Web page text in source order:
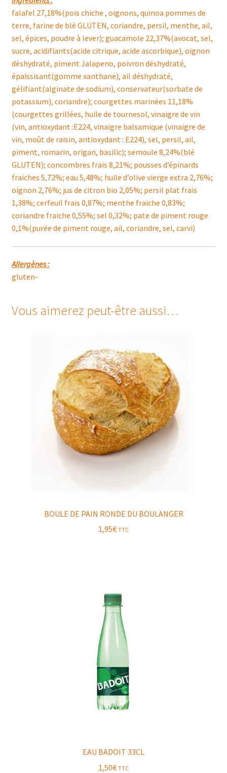
falafel 27,18%(pois chiche , oignons, quinoa pommes de
terre, farine de blé GLUTEN, coriandre, persil, menthe, ail,
sel, épices, poudre à lever); guacamole 22,37%(avocat, sel,
sucre, acidifiants(acide citrique, acide ascorbique), oignon
déshydraté, piment Jalapeno, poivron déshydraté,
épaissisant(gomme xanthane), ail déshydraté,
gélifiant(alginate de sodium), conservateur(sorbate de
potassium), coriandre); courgettes marinées 11,18%
(courgettes grillées, huile de tournesol, vinaigre de vin
(vin, antioxydant :E224, vinaigre balsamique (vinaigre de
vin, moût de raisin, antioxydant : E224), sel, persil, ail,
piment, romarin, origan, basilic); semoule 8,24%(blé
GLUTEN); concombres frais 8,21%; pousses d’épinards
fraiches 5,72%; eau 5,48%; huile d’olive vierge extra 2,76%;
oignon 2,76%; jus de citron bio 2,05%; persil plat frais
1,38%; cerfeuil frais 0,87%; menthe fraiche 0,83%;
coriandre fraiche 0,55%; sel 0,32%; pate de piment rouge
0,1%(purée de piment rouge, ail, coriandre, sel, carvi)
Allergènes :
gluten-
Vous aimerez peut-être aussi…
BOULE DE PAIN RONDE DU BOULANGER
1,95€ TTC
EAU BADOIT 33CL
1,50€ TTC